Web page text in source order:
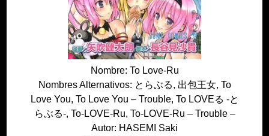
Nombre: To Love-Ru
Nombres Alternativos: とらぶる, 出包王女, To
Love You, To Love You – Trouble, To LOVEる -と
らぶる-, To-LOVE-Ru, To-LOVE-Ru – Trouble –
Autor: HASEMI Saki